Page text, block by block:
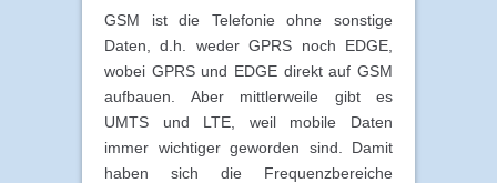
GSM ist die Telefonie ohne sonstige
Daten, d.h. weder GPRS noch EDGE,
wobei GPRS und EDGE direkt auf GSM
aufbauen. Aber mittlerweile gibt es
UMTS und LTE, weil mobile Daten
immer wichtiger geworden sind. Damit
haben sich die Frequenzbereiche